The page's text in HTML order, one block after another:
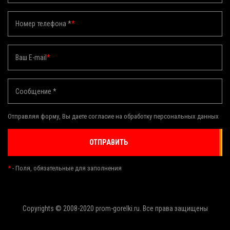
Номер телефона **
Ваш E-mail *
Сообщение *
Отправляя форму, Вы даете согласие на обработку персональных данных
ОТПРАВИТЬ
* - Поля, обязательные для заполнения
Copyrights © 2008-2020 prom-gorelki.ru. Все права защищены